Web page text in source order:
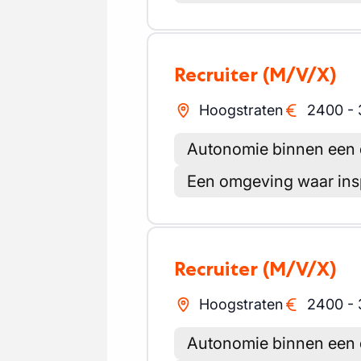
Recruiter (M/V/X)
Hoogstraten 2400 -
Autonomie binnen
Een omgeving waar
Recruiter (M/V/X)
Hoogstraten 2400 -
Autonomie binnen